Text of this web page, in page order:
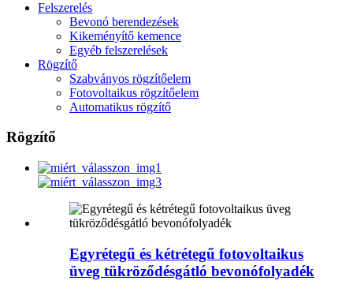
Felszerelés
Bevonó berendezések
Kikeményítő kemence
Egyéb felszerelések
Rögzítő
Szabványos rögzítőelem
Fotovoltaikus rögzítőelem
Automatikus rögzítő
Rögzítő
Egyrétegű és kétrétegű fotovoltaikus
üveg tükröződésgátló bevonófolyadék